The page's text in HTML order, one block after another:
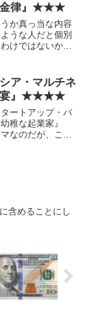
金律』★★★
か真っ当な内容
うな人だと個別
けではないかも
後から今までぐ
う...
ア・マルチネ
宴』★★★★
ートアップ・バ
稚な起業家』
なのだが、こっ
含めることにし